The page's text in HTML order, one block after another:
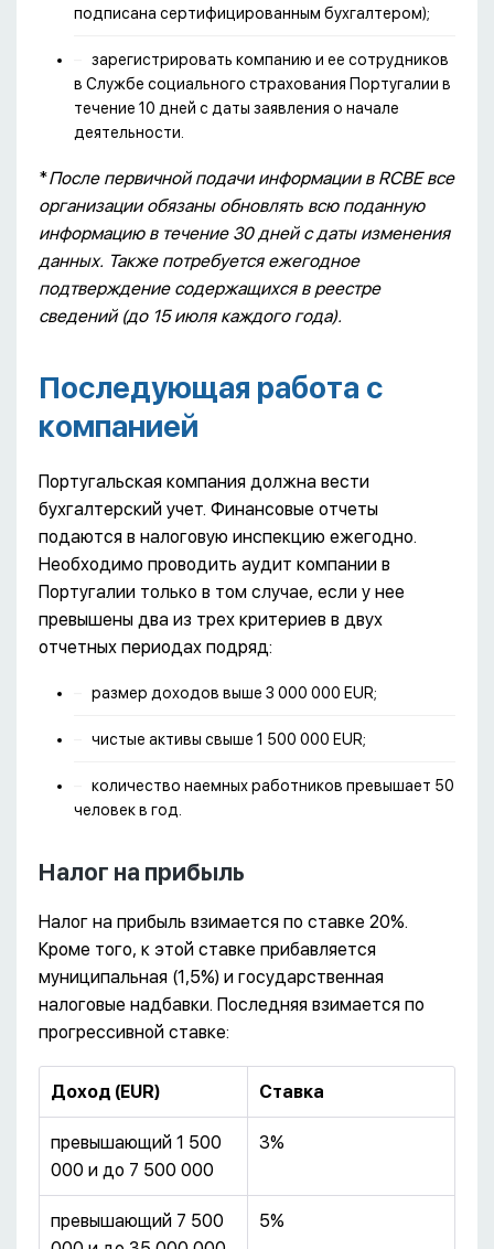
подписана сертифицированным бухгалтером);
зарегистрировать компанию и ее сотрудников
в Службе социального страхования Португалии в
течение 10 дней с даты заявления о начале
деятельности.
*После первичной подачи информации в RCBE все
организации обязаны обновлять всю поданную
информацию в течение 30 дней с даты изменения
данных. Также потребуется ежегодное
подтверждение содержащихся в реестре
сведений (до 15 июля каждого года).
Последующая работа с
компанией
Португальская компания должна вести
бухгалтерский учет. Финансовые отчеты
подаются в налоговую инспекцию ежегодно.
Необходимо проводить аудит компании в
Португалии только в том случае, если у нее
превышены два из трех критериев в двух
отчетных периодах подряд:
размер доходов выше 3 000 000 EUR;
чистые активы свыше 1 500 000 EUR;
количество наемных работников превышает 50
человек в год.
Налог на прибыль
Налог на прибыль взимается по ставке 20%.
Кроме того, к этой ставке прибавляется
муниципальная (1,5%) и государственная
налоговые надбавки. Последняя взимается по
прогрессивной ставке:
Доход (EUR) Ставка
превышающий 1 500
000 и до 7 500 000
3%
превышающий 7 500
5%